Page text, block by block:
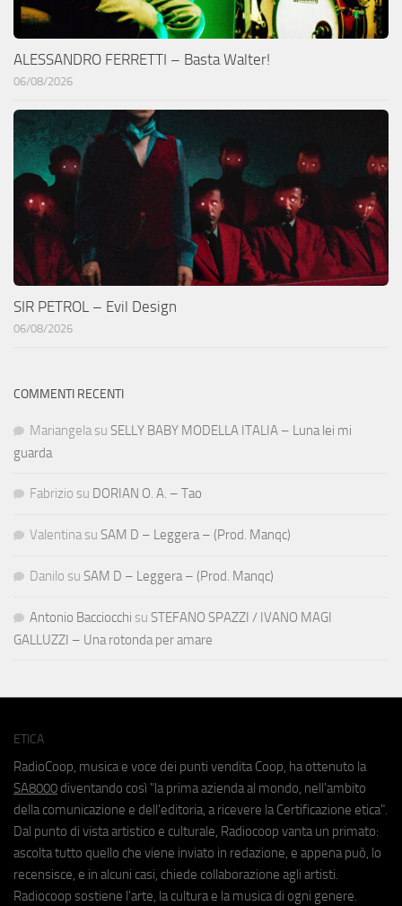
ALESSANDRO FERRETTI – Basta Walter!
06/08/2026
SIR PETROL – Evil Design
06/08/2026
COMMENTI RECENTI
Mariangela su SELLY BABY MODELLA ITALIA – Luna lei mi
guarda
Fabrizio su DORIAN O. A. – Tao
Valentina su SAM D – Leggera – (Prod. Manqc)
Danilo su SAM D – Leggera – (Prod. Manqc)
Antonio Bacciocchi su STEFANO SPAZZI / IVANO MAGI
GALLUZZI – Una rotonda per amare
ETICA
RadioCoop, musica e voce dei punti vendita Coop, ha ottenuto la
SA8000 diventando così "la prima azienda al mondo, nell'ambito
della comunicazione e dell'editoria, a ricevere la Certificazione etica".
Dal punto di vista artistico e culturale, Radiocoop vanta un primato:
ascolta tutto quello che viene inviato in redazione, e appena può, lo
recensisce, e in alcuni casi, chiede collaborazione agli artisti.
Radiocoop sostiene l'arte, la cultura e la musica di ogni genere.